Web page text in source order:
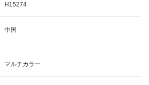
H15274
中国
マルチカラー